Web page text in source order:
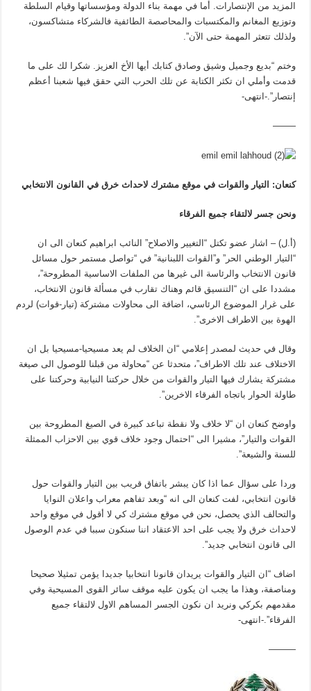
المزيد من الإنتصارات. أما في مهمة بناء الدولة ومؤسساتها وقيام السلطة
وتوزيع المغانم والمكتسبات والمحاصصة الطائفية فالشركاء متشاكسون،
ولذلك تتعثر المهمة حتى الآن”.
وختم “بديع وجميل وشيق وصادق كتابك أيها الأخ العزيز. شكرا لك على ما
قدمت وأملي ان تكثر الكتابة عن تلك الحرب التي حقق فيها شعبنا أعظم
إنتصار”.-انتهى-
——–
كنعان: التيار والقوات في موقع مشترك لاحداث خرق في القانون الانتخابي
ونحن جسر لالتقاء جميع الفرقاء
(أ.ل) – اشار عضو تكتل “التغيير والاصلاح” النائب ابراهيم كنعان الى ان
“التيار الوطني الحر” و”القوات اللبنانية” في “تواصل مستمر حول مسائل
قانون الانتخاب والرئاسة الى غيرها من الملفات الاساسية المطروحة”،
مشددا على ان “التنسيق قائم وهناك تقارب في مسألة قانون الانتخاب،
على غرار الموضوع الرئاسي، اضافة الى محاولات مشتركة (تيار-قوات) لردم
الهوة بين الاطراف الاخرى”.
وقال في حديث لمصدر إعلامي “ان الخلاف لم يعد مسيحيا-مسيحيا بل ان
الاختلاف عند تلك الاطراف”، متحدثا عن “محاولة من قبلنا للوصول الى صيغة
مشتركة يشارك فيها التيار والقوات من خلال حركتنا النيابية وحركتنا على
طاولة الحوار باتجاه الفرقاء الاخرين”.
واوضح كنعان ان “لا خلاف ولا نقطة تباعد كبيرة في الصيغ المطروحة بين
القوات والتيار”، مشيرا الى “احتمال وجود خلاف قوي بين الاحزاب الممثلة
للسنة والشيعة”.
وردا على سؤال عما اذا كان يبشر باتفاق قريب بين التيار والقوات حول
قانون انتخابي، لفت كنعان الى انه “وبعد تفاهم معراب واعلان النوايا
والتحالف الذي يحصل، نحن في موقع مشترك كي لا أقول في موقع واحد
لاحداث خرق ولا يجب على احد الاعتقاد اننا سنكون سببا في عدم الوصول
الى قانون انتخابي جديد”.
اضاف “ان التيار والقوات يريدان قانونا انتخابيا جديدا يؤمن تمثيلا صحيحا
ومناصفة، وهذا ما يجب ان يكون عليه موقف سائر القوى المسيحية وفي
مقدمهم بكركي ونريد ان نكون الجسر المساهم الاول لالتقاء جميع
الفرقاء”.-انتهى-
———